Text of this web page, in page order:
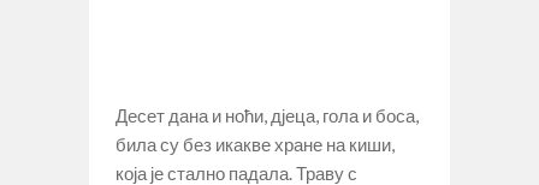
Десет дана и ноћи, дјеца, гола и боса,
била су без икакве хране на киши,
која је стално падала. Траву с